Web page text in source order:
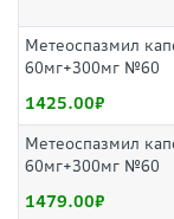
Метеоспазмил
60мг+300мг №60
1425.00
Метеоспазмил
60мг+300мг №60
1479.00